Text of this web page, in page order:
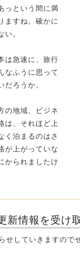
っという間に満
ますね。確かに
。
は急速に、旅行
なふうに思って
ろうか。
の地域、ビジネ
は、それほど上
く泊まるのはさ
が上がっていな
かられましたけ
新情報を受け
していきますので